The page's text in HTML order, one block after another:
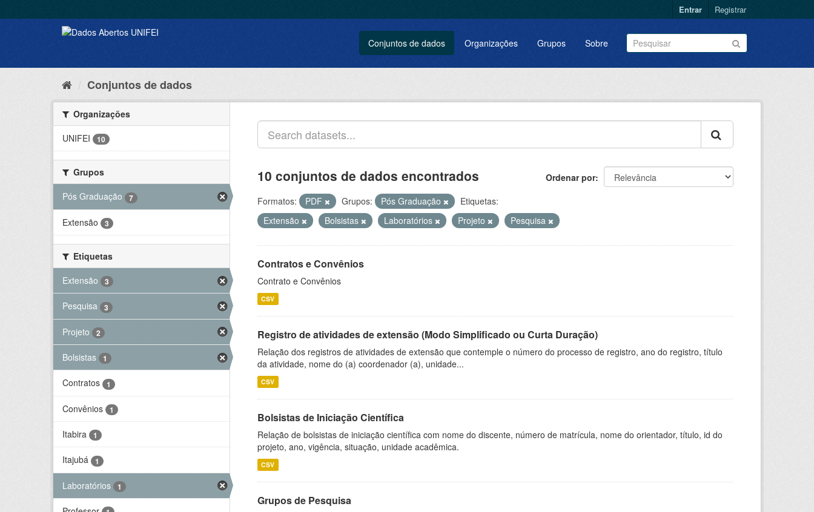
Entrar Registrar
Conjuntos de dados Organizações Grupos Sobre
Conjuntos de dados
Organizações
UNIFEI
10
Grupos
Pós Graduação
7
Extensão 3
Etiquetas
Extensão
3
Pesquisa 3
Projeto 2
Bolsistas 1
Contratos 1
Convênios 1
Itabira 1
Itajubá 1
Laboratórios 1
Ordenar por
10 conjuntos de dados encontrados
Formatos: PDF Grupos: Pós Graduação
Etiquetas:
Extensão
Bolsistas Laboratórios Projeto Pesquisa
Contratos e Convênios
Contrato e Convênios
CSV
Registro de atividades de extensão (Modo Simplificado ou Curta Duração)
Relação dos registros de atividades de extensão que contemple o número do processo de registro, ano do registro, título
da atividade, nome do (a) coordenador (a), unidade...
CSV
Bolsistas de Iniciação Científica
Relação de bolsistas de iniciação científica com nome do discente, número de matrícula, nome do orientador, título, id do
projeto, ano, vigência, situação, unidade acadêmica.
CSV
Grupos de Pesquisa